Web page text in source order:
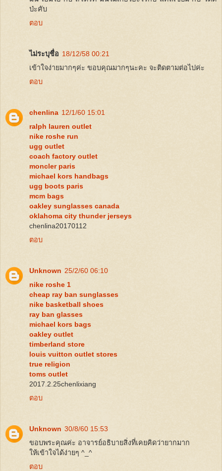
ป่ะคับ
ตอบ
ไม่ระบุชื่อ 18/12/58 00:21
เข้าใจง่ายมากๆค่ะ ขอบคุณมากๆนะคะ จะติดตามต่อไปค่ะ
ตอบ
chenlina 12/1/60 15:01
ralph lauren outlet
nike roshe run
ugg outlet
coach factory outlet
moncler paris
michael kors handbags
ugg boots paris
mcm bags
oakley sunglasses canada
oklahoma city thunder jerseys
chenlina20170112
ตอบ
Unknown 25/2/60 06:10
nike roshe 1
cheap ray ban sunglasses
nike basketball shoes
ray ban glasses
michael kors bags
oakley outlet
timberland store
louis vuitton outlet stores
true religion
toms outlet
2017.2.25chenlixiang
ตอบ
Unknown 30/8/60 15:53
ขอบพระคุณค่ะ อาจารย์อธิบายสิ่งที่เคยคิดว่ายากมาก
ให้เข้าใจได้ง่ายๆ ^_^
ตอบ